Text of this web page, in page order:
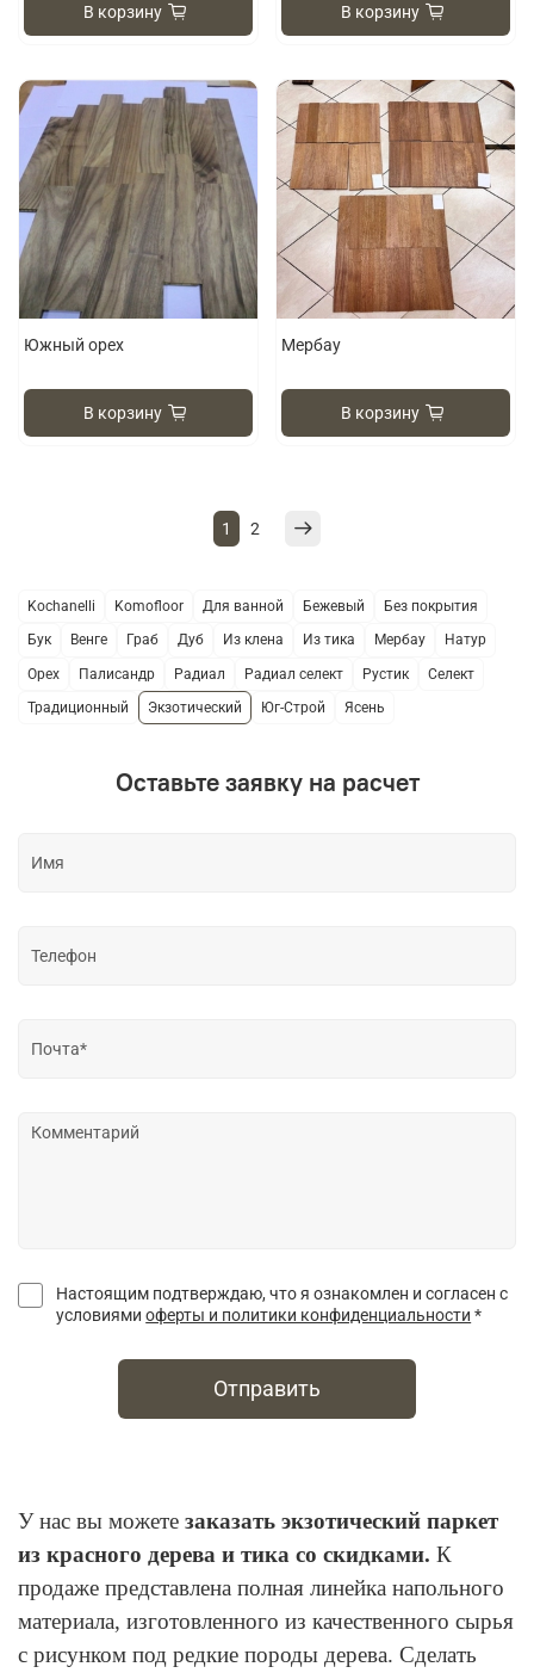
В корзину В корзину
Южный орех
В корзину
Мербау
В корзину
1 2
Kochanelli Komofloor Для ванной Бежевый Без покрытия
Бук Венге Граб Дуб Из клена Из тика Мербау Натур
Орех Палисандр Радиал Радиал селект Рустик Селект
Традиционный Экзотический Юг-Строй Ясень
Оставьте заявку на расчет
Настоящим подтверждаю, что я ознакомлен и согласен с
условиямиоферты и политики конфиденциальности *
Отправить
У нас вы можете заказать экзотический паркет
из красного дерева и тика со скидками. К
продаже представлена полная линейка напольного
материала, изготовленного из качественного сырья
с рисунком под редкие породы дерева. Сделать